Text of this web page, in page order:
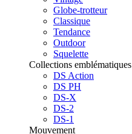
Globe-trotteur
Classique
Tendance
Outdoor
Squelette
Collections emblématiques
DS Action
DS PH
DS-X
DS-2
DS-1
Mouvement